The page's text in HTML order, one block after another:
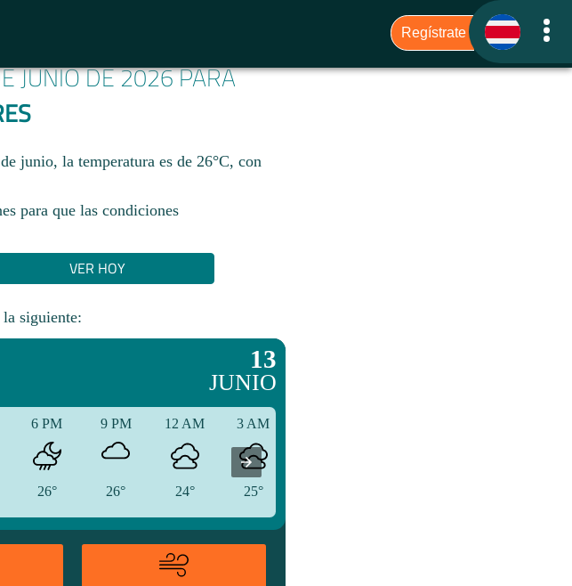
JUNIO DE 2026 PARA
junio, la temperatura es de 26°C, con
para que las condiciones
VER HOY
siguiente:
13
JUNIO
6 PM
26°
9 PM
26°
12 AM
24°
3 AM
25°